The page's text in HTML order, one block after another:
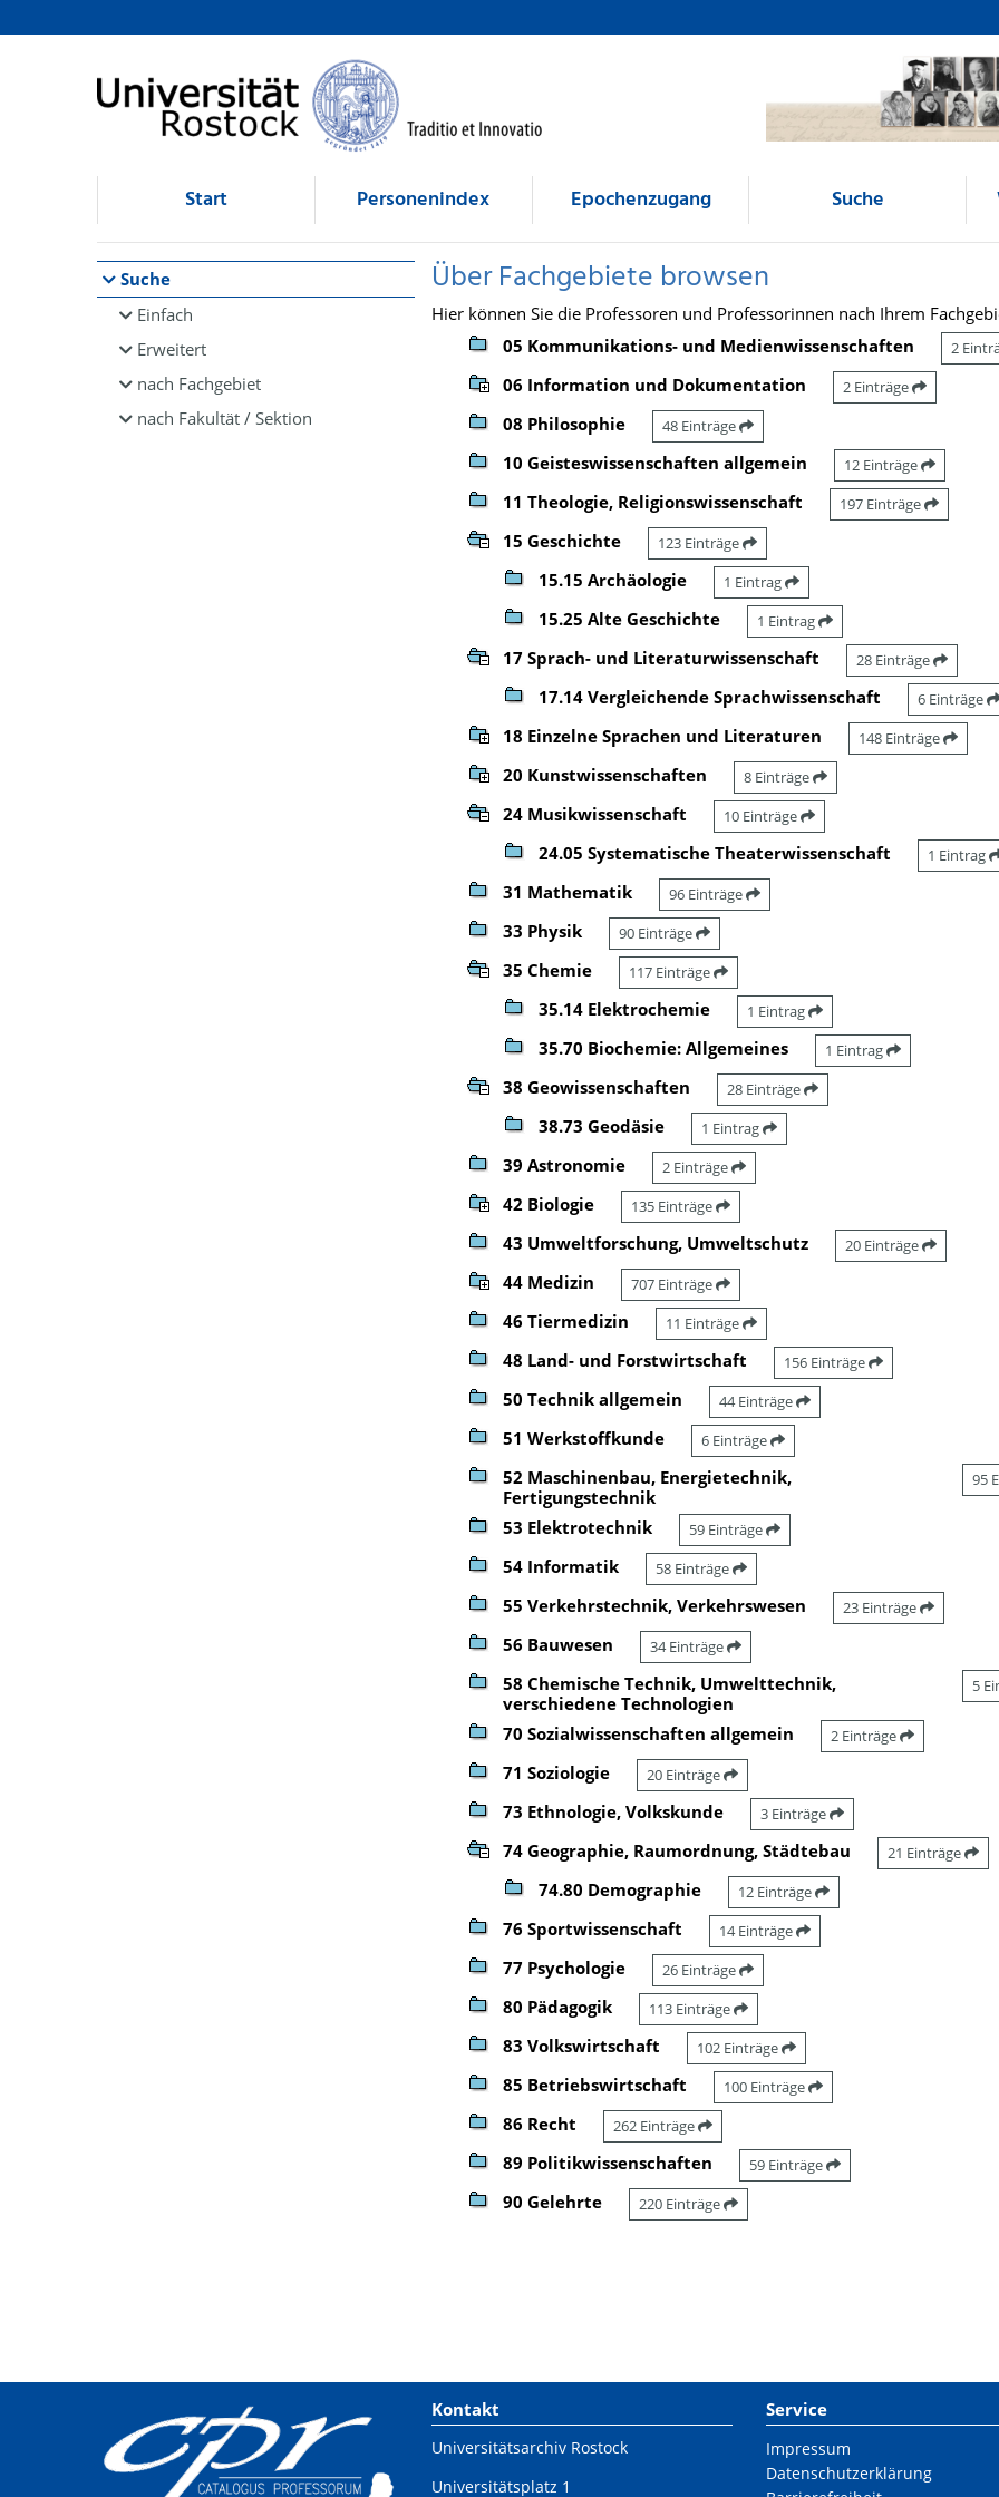
Browsen
direkt zum Inhalt
Start Personenindex Epochenzugang Suche
Suche
Einfach
Erweitert
nach Fachgebiet
nach Fakultät / Sektion
Über Fachgebiete browsen
Hier können Sie die Professoren und Professorinnen nach Ihrem
05 Kommunikations- und Medienwissenschaften
2
06 Information und Dokumentation 2 Einträge
08 Philosophie 48 Einträge
10 Geisteswissenschaften allgemein 12 Einträge
11 Theologie, Religionswissenschaft 197 Einträge
15 Geschichte 123 Einträge
15.15 Archäologie 1 Eintrag
15.25 Alte Geschichte 1 Eintrag
17 Sprach- und Literaturwissenschaft 28 Einträge
17.14 Vergleichende Sprachwissenschaft 6 Einträge
18 Einzelne Sprachen und Literaturen 148 Einträge
20 Kunstwissenschaften 8 Einträge
24 Musikwissenschaft 10 Einträge
24.05 Systematische Theaterwissenschaft 1 Eintrag
31 Mathematik 96 Einträge
33 Physik 90 Einträge
35 Chemie 117 Einträge
35.14 Elektrochemie 1 Eintrag
35.70 Biochemie: Allgemeines 1 Eintrag
38 Geowissenschaften 28 Einträge
38.73 Geodäsie 1 Eintrag
39 Astronomie 2 Einträge
42 Biologie 135 Einträge
43 Umweltforschung, Umweltschutz 20 Einträge
44 Medizin 707 Einträge
46 Tiermedizin 11 Einträge
48 Land- und Forstwirtschaft 156 Einträge
50 Technik allgemein 44 Einträge
51 Werkstoffkunde 6 Einträge
52 Maschinenbau, Energietechnik,
Fertigungstechnik
95
53 Elektrotechnik 59 Einträge
54 Informatik 58 Einträge
55 Verkehrstechnik, Verkehrswesen 23 Einträge
56 Bauwesen 34 Einträge
58 Chemische Technik, Umwelttechnik,
verschiedene Technologien
5
70 Sozialwissenschaften allgemein 2 Einträge
71 Soziologie 20 Einträge
73 Ethnologie, Volkskunde 3 Einträge
74 Geographie, Raumordnung, Städtebau 21 Einträge
74.80 Demographie 12 Einträge
76 Sportwissenschaft 14 Einträge
77 Psychologie 26 Einträge
80 Pädagogik 113 Einträge
83 Volkswirtschaft 102 Einträge
85 Betriebswirtschaft 100 Einträge
86 Recht 262 Einträge
89 Politikwissenschaften 59 Einträge
90 Gelehrte 220 Einträge
Kontakt
Universitätsarchiv Rostock
Universitätsplatz 1
Service
Impressum
Datenschutzerklärung